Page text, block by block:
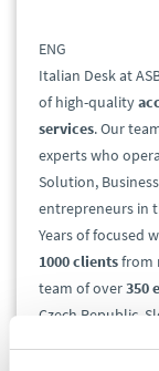
ENG
Italian Desk at
of high-quality
services. Our
experts who
Solution,
entrepreneurs in
Years of focused
1000clientsfrom
team of over350
Czech Republic,